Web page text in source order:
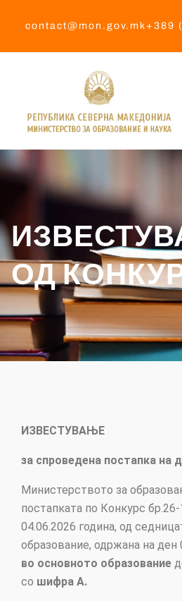
contact@mon.gov.mk +389
ОД
ИЗВЕСТУВАЊЕ
за спроведена постапка на
Министерството за
постапката по Конкурс
04.06.2026 година, од
образование, одржана на ден
во основното образование
со шифра А.